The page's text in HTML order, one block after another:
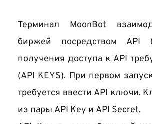
Терминал MoonBot
биржей посредством API
получения доступа к API
(API KEYS). При первом
требуется ввести API ключи.
из пары API Key и API Secret.